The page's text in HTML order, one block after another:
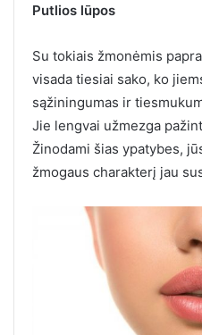
Putlios lūpos
Su tokiais žmonėmis
visada tiesiai sako, ko
sąžiningumas ir
Jie lengvai užmezga
Žinodami šias ypatybes,
žmogaus charakterį jau